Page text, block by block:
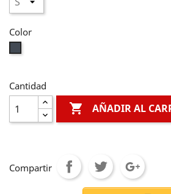
Color
Cantidad
 AÑADIR AL
Compartir